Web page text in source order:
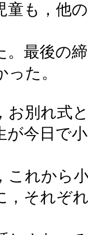
童も，他
。最後の
た。
お別れ式
が今日で
これから
，それぞ